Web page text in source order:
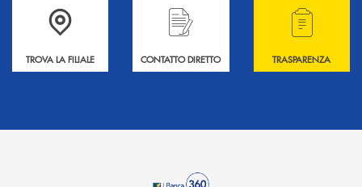
Accedi all' elenco completo delle filiali .
TROVA LA FILIALE
Hai bisogno di informazioni? Contattaci !
CONTATTO DIRETTO
Hai bisogno di
TRASPARENZA